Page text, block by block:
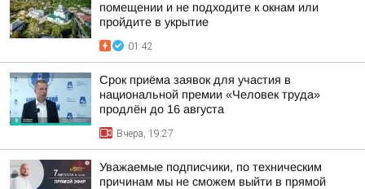
помещении и не подходите к окнам или
пройдите в укрытие
01:42
Срок приёма заявок для участия в
национальной премии «Человек труда»
продлён до 16 августа
Вчера, 19:27
Уважаемые подписчики, по техническим
причинам мы не сможем выйти в прямой